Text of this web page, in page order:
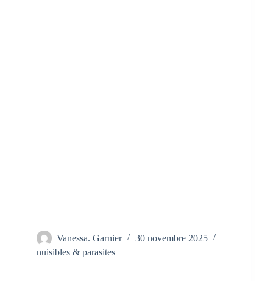
Vanessa. Garnier
30 novembre 2025
nuisibles & parasites